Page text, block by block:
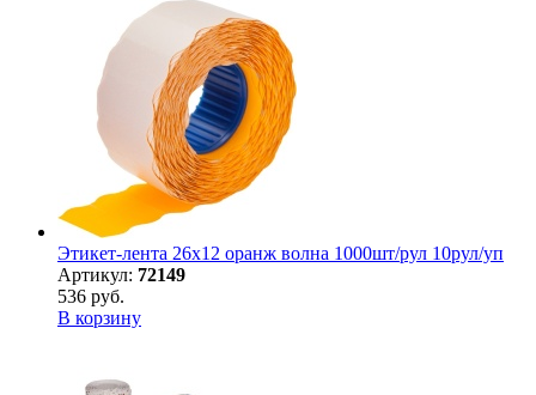
Этикет-лента 26х12 оранж волна 1000шт/рул 10рул/уп
Артикул: 72149
536 руб.
В корзину